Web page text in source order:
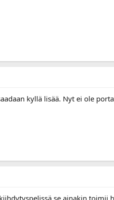
kyllä lisää. Nyt ei ole
se ainakin toimii